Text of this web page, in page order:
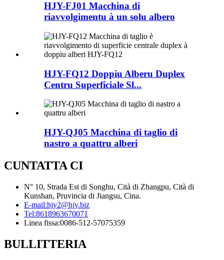
HJY-FJ01 Macchina di
riavvolgimentu à un solu albero
HJY-FQ12 Doppiu Alberu Duplex
Centru Superficiale Sl...
HJY-QJ05 Macchina di taglio di
nastro a quattru alberi
CUNTATTA CI
N° 10, Strada Est di Songhu, Cità di Zhangpu, Cità di
Kunshan, Pruvincia di Jiangsu, Cina.
E-mail:hjy2@hjy.biz
Tel:8618963670071
Linea fissa:0086-512-57075359
BULLITTERIA